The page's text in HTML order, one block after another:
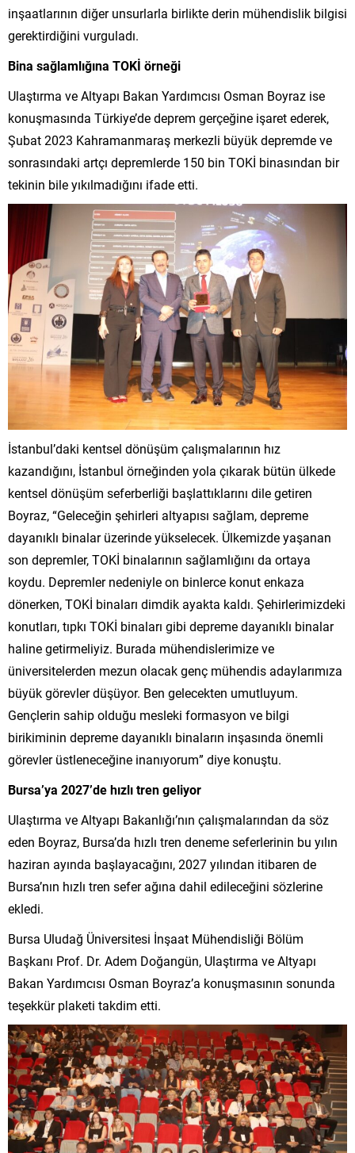
inşaatlarının diğer unsurlarla birlikte derin mühendislik bilgisi
gerektirdiğini vurguladı.
Bina sağlamlığına TOKİ örneği
Ulaştırma ve Altyapı Bakan Yardımcısı Osman Boyraz ise
konuşmasında Türkiye’de deprem gerçeğine işaret ederek,
Şubat 2023 Kahramanmaraş merkezli büyük depremde ve
sonrasındaki artçı depremlerde 150 bin TOKİ binasından bir
tekinin bile yıkılmadığını ifade etti.
İstanbul’daki kentsel dönüşüm çalışmalarının hız
kazandığını, İstanbul örneğinden yola çıkarak bütün ülkede
kentsel dönüşüm seferberliği başlattıklarını dile getiren
Boyraz, “Geleceğin şehirleri altyapısı sağlam, depreme
dayanıklı binalar üzerinde yükselecek. Ülkemizde yaşanan
son depremler, TOKİ binalarının sağlamlığını da ortaya
koydu. Depremler nedeniyle on binlerce konut enkaza
dönerken, TOKİ binaları dimdik ayakta kaldı. Şehirlerimizdeki
konutları, tıpkı TOKİ binaları gibi depreme dayanıklı binalar
haline getirmeliyiz. Burada mühendislerimize ve
üniversitelerden mezun olacak genç mühendis adaylarımıza
büyük görevler düşüyor. Ben gelecekten umutluyum.
Gençlerin sahip olduğu mesleki formasyon ve bilgi
birikiminin depreme dayanıklı binaların inşasında önemli
görevler üstleneceğine inanıyorum” diye konuştu.
Bursa’ya 2027’de hızlı tren geliyor
Ulaştırma ve Altyapı Bakanlığı’nın çalışmalarından da söz
eden Boyraz, Bursa’da hızlı tren deneme seferlerinin bu yılın
haziran ayında başlayacağını, 2027 yılından itibaren de
Bursa’nın hızlı tren sefer ağına dahil edileceğini sözlerine
ekledi.
Bursa Uludağ Üniversitesi İnşaat Mühendisliği Bölüm
Başkanı Prof. Dr. Adem Doğangün, Ulaştırma ve Altyapı
Bakan Yardımcısı Osman Boyraz’a konuşmasının sonunda
teşekkür plaketi takdim etti.